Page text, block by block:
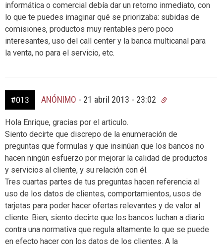
informática o comercial debía dar un retorno inmediato, con
lo que te puedes imaginar qué se priorizaba: subidas de
comisiones, productos muy rentables pero poco
interesantes, uso del call center y la banca multicanal para
la venta, no para el servicio, etc.
#013 ANÓNIMO - 21 abril 2013 - 23:02
Hola Enrique, gracias por el articulo.
Siento decirte que discrepo de la enumeración de
preguntas que formulas y que insinúan que los bancos no
hacen ningún esfuerzo por mejorar la calidad de productos
y servicios al cliente, y su relación con él.
Tres cuartas partes de tus preguntas hacen referencia al
uso de los datos de clientes, comportamientos, usos de
tarjetas para poder hacer ofertas relevantes y de valor al
cliente. Bien, siento decirte que los bancos luchan a diario
contra una normativa que regula altamente lo que se puede
en efecto hacer con los datos de los clientes. A la